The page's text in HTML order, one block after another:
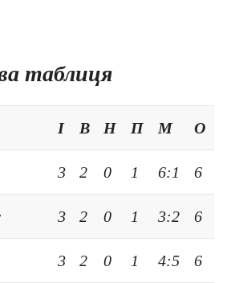
таблиця
І В Н П М О
3 2 0 1 6:1 6
3 2 0 1 3:2 6
3 2 0 1 4:5 6